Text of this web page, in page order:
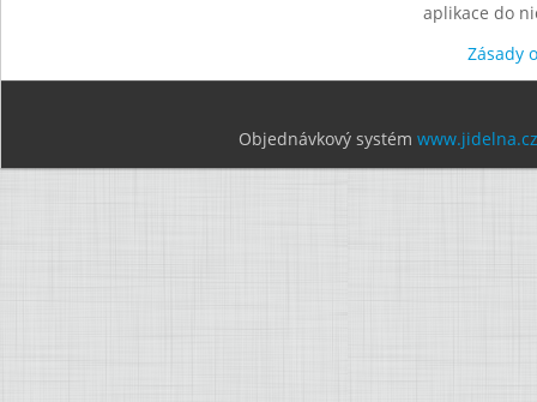
aplikace do
Zásady
Objednávkový systém www.jidelna.cz